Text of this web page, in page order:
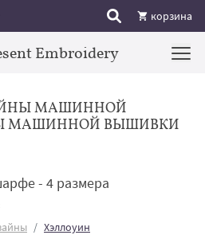
корзина
Embroidery
МАШИННОЙ
МАШИННОЙ ВЫШИВКИ
- 4 размера
Хэллоуин